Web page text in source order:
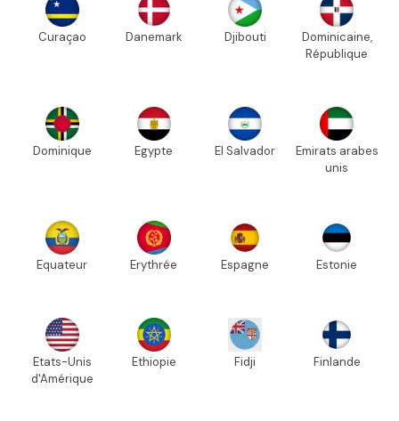
Curaçao Danemark Djibouti
Dominicaine,
République
Dominique Egypte El Salvador
Emirats arabes
unis
Equateur Erythrée Espagne Estonie
Etats-Unis
d'Amérique
Ethiopie Fidji Finlande